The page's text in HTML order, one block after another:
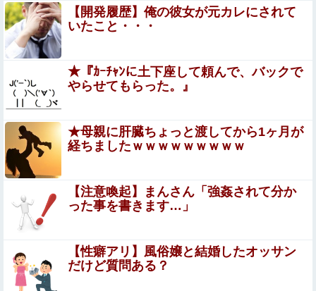
る…
血を見て失神した俺が「殺人事件の被害者（遺体）」と勘
違いされ現場が大パニックに！勇敢なおばちゃんとオジサ
ン達の団結力と勘違い劇がこちらｗｗ
海外「飛田新地でこんなアイドル級の子と即ハメできるの
かよ」⇒ 晒された無修正動画がコチラ
「ﾀﾋねば保険金出る」と友人を追いつめたモラ旦那＆ウト
の「うっかりアロンアルファ」を残して脱出←悔し泣きし
ながらやることがエグくて草
井上清華アナ 透けニットで胸くっきり！！
【悲報】Amazon、デザイン改悪か
嫁の銀行口座が突如凍結されて三菱UFJ銀行に問い合わ
せ、「説明できない」と言われて警察に相談しにいく
と……
エロ漫画『いじめがあるクラスにふたなり転校生がヤッて
きた』をrawやhitomiを使わずに無料で読む方法│同人ふぇ
【開発履歴】俺の彼女が元カレにされて
いたこと・・・
★『ｶｰﾁｬﾝに土下座して頼んで、バックで
やらせてもらった。』
★母親に肝臓ちょっと渡してから1ヶ月が
経ちましたｗｗｗｗｗｗｗｗｗ
【注意喚起】まんさん「強姦されて分か
った事を書きます…」
【性癖アリ】風俗嬢と結婚したオッサン
だけど質問ある？